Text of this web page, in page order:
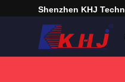
Shenzhen KHJ